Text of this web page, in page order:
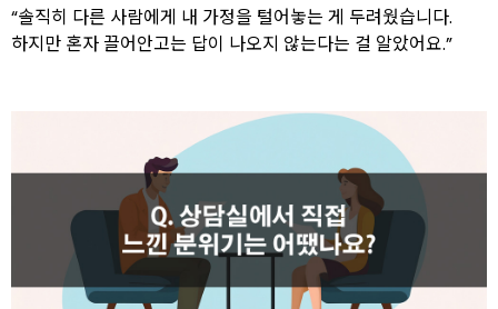
“솔직히 다른 사람에게 내 가정을 털어놓는 게 두려웠습니다.
하지만 혼자 끌어안고는 답이 나오지 않는다는 걸 알았어요.”